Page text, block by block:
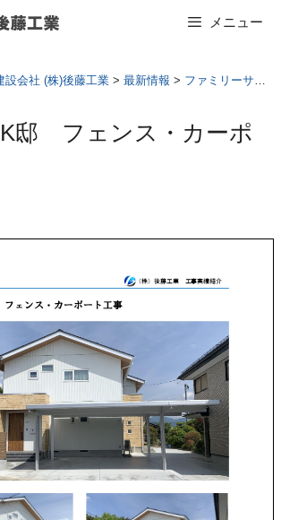
メニュー
設会社 (株)後藤工業 > 最新情報 > ファミリーサポート
K邸 フェンス・カーポ